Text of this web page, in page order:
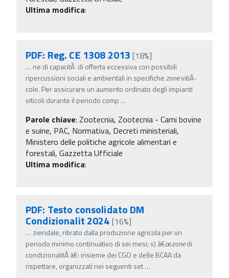
Ultima modifica:
PDF: Reg. CE 1308 2013 [18%]
… ne di capacitÃ di offerta eccessiva con possibili
ripercussioni sociali e ambientali in specifichezonevitiÂ­
cole. Per assicurare un aumento ordinato degli impianti
viticoli durante il periodo comp …
Parole chiave: Zootecnia, Zootecnia - Carni bovine
e suine, PAC, Normativa, Decreti ministeriali,
Ministero delle politiche agricole alimentari e
forestali, Gazzetta Ufficiale
Ultima modifica:
PDF: Testo consolidato DM
Condizionalit 2024 [16%]
… ziendale, ritirato dalla produzione agricola per un
periodo minimo continuativo di sei mesi; s) â€œzonedi
condizionalitÃ â€: insieme dei CGO e delle BCAA da
rispettare, organizzati nei seguenti set…